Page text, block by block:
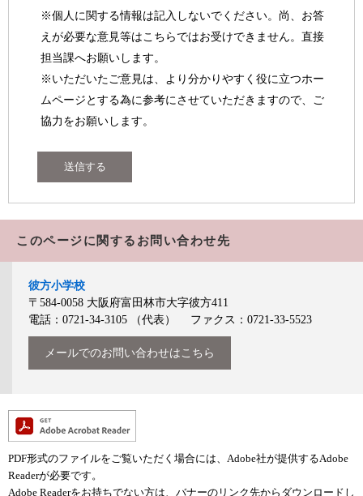
※個人に関する情報は記入しないでください。尚、お答
えが必要な意見等はこちらではお受けできません。直接
担当課へお願いします。
※いただいたご意見は、より分かりやすく役に立つホー
ムページとする為に参考にさせていただきますので、ご
協力をお願いします。
このページに関するお問い合わせ先
彼方小学校
〒584-0058 大阪府富田林市大字彼方411
電話：0721-34-3105
（代表） ファクス：0721-33-5523
メールでのお問い合わせはこちら
PDF形式のファイルをご覧いただく場合には、Adobe社が提供するAdobe
Readerが必要です。
Adobe Readerをお持ちでない方は、バナーのリンク先からダウンロードし